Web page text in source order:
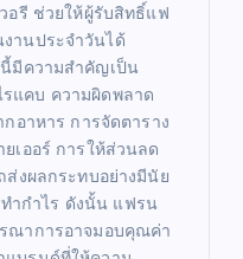
อรี ช่วยให้ผู้รับสิทธิ์แฟ
านประจำวันได้
มีความสำคัญเป็น
แคบ ความผิดพลาด
กอาหาร การจัดตาราง
เออร์ การให้ส่วนลด
ส่งผลกระทบอย่างมีนัย
ำกำไร ดังนั้น แฟรน
ณาการอาจมอบคุณค่า